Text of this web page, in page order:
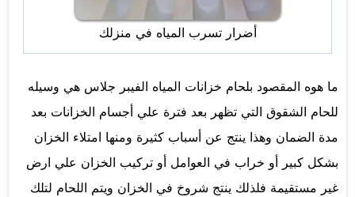
أضرار تسرب المياه في منزلك
ما هوه المقصود بلحام خزانات المياه الفيبر جلاس هي وسيله
للحام الشقوق التي تظهر بعد فترة علي أجسام الخزانات بعد
مدة الضمان وهذا ينتج عن أسباب كثيرة ومنها امتلاء الخزان
بشكل كبير أو خراب في العوامل أو تركيب الخزان علي ارض
غير مستقيمة فلذلك ينتج شروخ في الخزان ويتم اللحام لتلك